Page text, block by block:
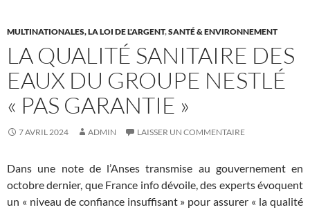
MULTINATIONALES, LA LOI DE L'ARGENT,SANTÉ & ENVIRONNEMENT
LA QUALITÉ SANITAIRE DES
EAUX DU GROUPE NESTLÉ
« PAS GARANTIE »
7 AVRIL 2024 ADMIN LAISSER UN COMMENTAIRE
Dans une note de l’Anses transmise au gouvernement en
octobre dernier, que France info dévoile, des experts évoquent
un « niveau de confiance insuffisant » pour assurer « la qualité